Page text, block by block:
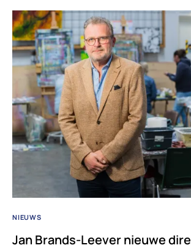
NIEUWS
Jan Brands-Leever nieuwe